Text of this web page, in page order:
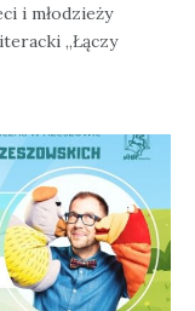
i młodzieży